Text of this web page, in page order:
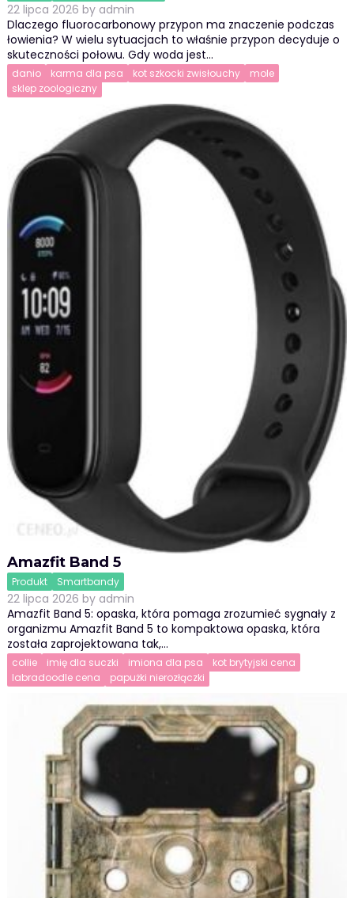
22 lipca 2026 by admin
Dlaczego fluorocarbonowy przypon ma znaczenie podczas
łowienia? W wielu sytuacjach to właśnie przypon decyduje o
skuteczności połowu. Gdy woda jest…
danio karma dla psa kot szkocki zwisłouchy
mole
sklep zoologiczny
Amazfit Band 5
Produkt Smartbandy
22 lipca 2026 by admin
Amazfit Band 5: opaska, która pomaga zrozumieć sygnały z
organizmu Amazfit Band 5 to kompaktowa opaska, która
została zaprojektowana tak,…
collie imię dla suczki imiona dla psa
kot brytyjski cena
labradoodle cena
papużki nierozłączki